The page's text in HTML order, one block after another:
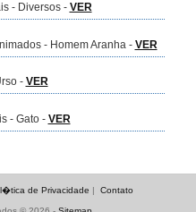
- Diversos - VER
- Homem Aranha - VER
- VER
- Gato - VER
de Privacidade | Contato